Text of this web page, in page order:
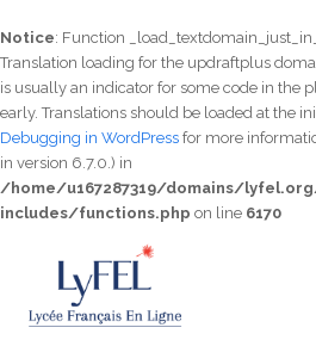
Notice: Function
Translation loading for the updraftplus
is usually an indicator for some code in the
early. Translations should be loaded at the
Debugging in WordPress for more
in version 6.7.0.) in
/home/u167287319/domains/
includes/functions.php on line 6170